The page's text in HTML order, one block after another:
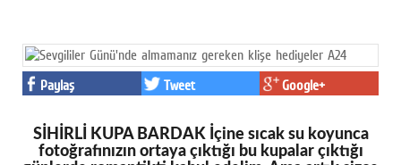
Paylaş Tweet Google+
SİHİRLİ KUPA BARDAK İçine sıcak su koyunca
fotoğrafınızın ortaya çıktığı bu kupalar çıktığı